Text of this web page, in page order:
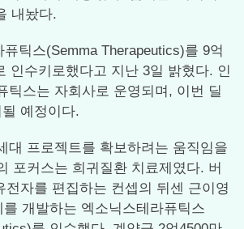
내놨다.
틱스(Semma Therapeutics)를 9억
인수키로했다고 지난 3일 밝혔다. 인
틱스는 자회사로 운영되며, 이번 딜
예정이다.
대 프로젝트를 확보하려는 움직임을
포커스는 희귀질환 치료제였다. 버
전자를 편집하는 컨셉의 뒤센 근이영
개발하는 엑소닉스테라퓨틱스